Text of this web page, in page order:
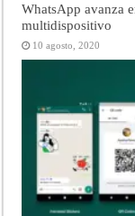
WhatsApp avanza
multidispositivo
10 agosto, 2020